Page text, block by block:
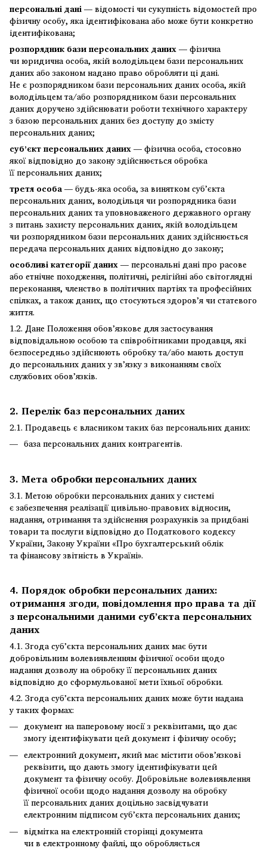
персональні дані —відомості чи сукупність відомостей про
фізичну особу, яка ідентифікована або може бути конкретно
ідентифікована;
розпорядник бази персональних даних —фізична
чи юридична особа, якій володільцем бази персональних
даних або законом надано право обробляти ці дані.
Не є розпорядником бази персональних даних особа, якій
володільцем та/або розпорядником бази персональних
даних доручено здійснювати роботи технічного характеру
з базою персональних даних без доступу до змісту
персональних даних;
суб’єкт персональних даних —фізична особа, стосовно
якої відповідно до закону здійснюється обробка
її персональних даних;
третя особа —будь-яка особа, за винятком суб’єкта
персональних даних, володільця чи розпорядника бази
персональних даних та уповноваженого державного органу
з питань захисту персональних даних, якій володільцем
чи розпорядником бази персональних даних здійснюється
передача персональних даних відповідно до закону;
особливі категорії даних —персональні дані про расове
або етнічне походження, політичні, релігійні або світоглядні
переконання, членство в політичних партіях та професійних
спілках, а також даних, що стосуються здоров’я чи статевого
життя.
1.2. Дане Положення обов’язкове для застосування
відповідальною особою та співробітниками продавця, які
безпосередньо здійснюють обробку та/або мають доступ
до персональних даних у зв’язку з виконанням своїх
службових обов’язків.
2. Перелік баз персональних даних
2.1. Продавець є власником таких баз персональних даних:
база персональних даних контрагентів.
3. Мета обробки персональних даних
3.1. Метою обробки персональних даних у системі
є забезпечення реалізації цивільно-правових відносин,
надання, отримання та здійснення розрахунків за придбані
товари та послуги відповідно до Податкового кодексу
України, Закону України «Про бухгалтерський облік
та фінансову звітність в Україні».
4. Порядок обробки персональних даних:
отримання згоди, повідомлення про права та дії
з персональними даними суб’єкта персональних
даних
4.1. Згода суб’єкта персональних даних має бути
добровільним волевиявленням фізичної особи щодо
надання дозволу на обробку її персональних даних
відповідно до сформульованої мети їхньої обробки.
4.2. Згода суб’єкта персональних даних може бути надана
у таких формах:
документ на паперовому носії з реквізитами, що дає
змогу ідентифікувати цей документ і фізичну особу;
електронний документ, який має містити обов’язкові
реквізити, що дають змогу ідентифікувати цей
документ та фізичну особу. Добровільне волевиявлення
фізичної особи щодо надання дозволу на обробку
її персональних даних доцільно засвідчувати
електронним підписом суб’єкта персональних даних;
відмітка на електронній сторінці документа
чи в електронному файлі, що обробляється